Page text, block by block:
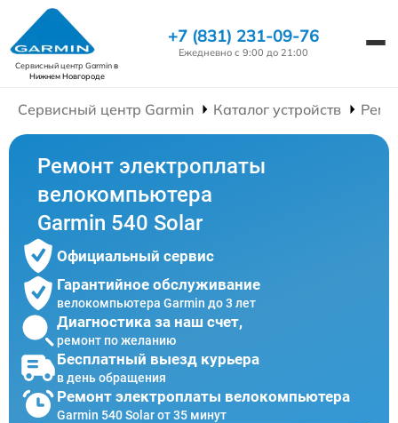
Сервисный центр Garminв
Нижнем Новгороде
+7 (831) 231-09-76
Ежедневно с 9:00 до 21:00
Сервисный центр Garmin Каталог устройств
Ремонт электроплаты
велокомпьютера
Garmin 540 Solar
Официальный сервис
Гарантийное обслуживание
велокомпьютера Garmin до 3 лет
Диагностика за наш счет,
ремонт по желанию
Бесплатный выезд курьера
в день обращения
Ремонт электроплаты велокомпьютера
Garmin 540 Solar от 35 минут